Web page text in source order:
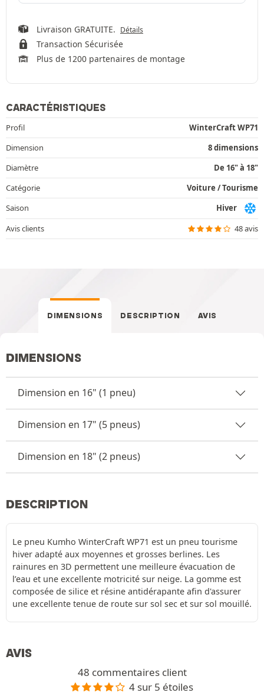
Livraison GRATUITE. Détails
Transaction Sécurisée
Plus de 1200 partenaires de montage
CARACTÉRISTIQUES
Profil
WinterCraft WP71
Dimension
8 dimensions
Diamètre
De 16" à 18"
Catégorie
Voiture / Tourisme
Saison
Hiver
Avis clients
48 avis
DIMENSIONS DESCRIPTION AVIS
DIMENSIONS
Dimension en 16" (1 pneu)
Dimension en 17" (5 pneus)
Dimension en 18" (2 pneus)
DESCRIPTION
Le pneu Kumho WinterCraft WP71 est un pneu tourisme
hiver adapté aux moyennes et grosses berlines. Les
rainures en 3D permettent une meilleure évacuation de
l’eau et une excellente motricité sur neige. La gomme est
composée de silice et résine antidérapante afin d'assurer
une excellente tenue de route sur sol sec et sur sol mouillé.
AVIS
48 commentaires client
4 sur 5 étoiles